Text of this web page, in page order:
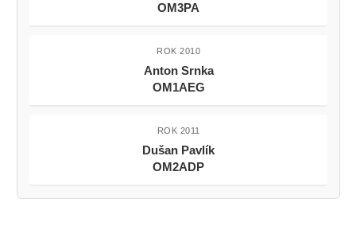
OM3PA
ROK 2010
Anton Srnka
OM1AEG
ROK 2011
Dušan Pavlík
OM2ADP